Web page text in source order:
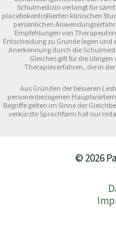
Schulmedizin verlangt für
placebokontrollierten klinischen
persönlichen
Empfehlungen von
Entscheidung zu Grunde legen
Anerkennung durch die
Gleiches gilt für die
Therapieverfahren, die in
Aus Gründen der besseren
personenbezogenen
Begriffe gelten im Sinne der
verkürzte Sprachform hat nur
© 2026